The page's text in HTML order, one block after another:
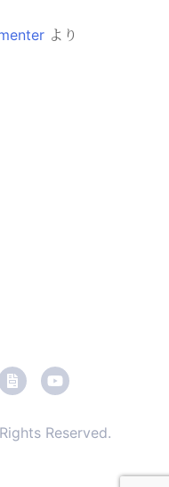
より
Reserved.